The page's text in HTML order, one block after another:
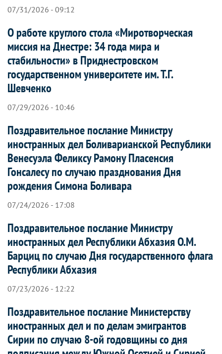
07/31/2026 - 09:12
О работе круглого стола «Миротворческая
миссия на Днестре: 34 года мира и
стабильности» в Приднестровском
государственном университете им. Т.Г.
Шевченко
07/29/2026 - 10:46
Поздравительное послание Министру
иностранных дел Боливарианской Республики
Венесуэла Феликсу Рамону Пласенсия
Гонсалесу по случаю празднования Дня
рождения Симона Боливара
07/24/2026 - 17:08
Поздравительное послание Министру
иностранных дел Республики Абхазия О.М.
Барциц по случаю Дня государственного флага
Республики Абхазия
07/23/2026 - 12:22
Поздравительное послание Министерству
иностранных дел и по делам эмигрантов
Сирии по случаю 8-ой годовщины со дня